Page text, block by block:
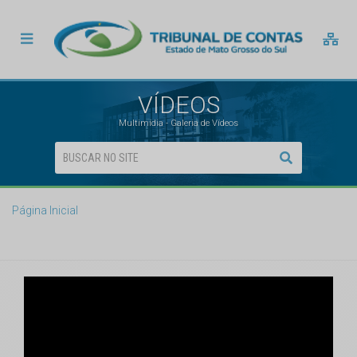
VÍDEOS
Multimídia - Galeria de Vídeos
Página Inicial